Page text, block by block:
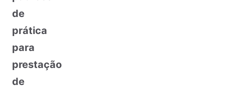
de
prática
para
prestação
de